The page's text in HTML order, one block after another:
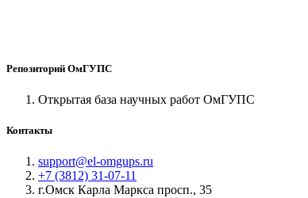
Репозиторий ОмГУПС
Открытая база научных работ ОмГУПС
Контакты
support@el-omgups.ru
+7 (3812) 31-07-11
г.Омск Карла Маркса просп., 35